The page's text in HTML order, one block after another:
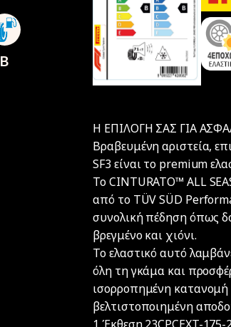
B
Η ΕΠΙΛΟΓΗ ΣΑΣ ΓΙΑ
Βραβευμένη αριστεία,
SF3 είναι το premium
Το CINTURATO™ ALL
από το TÜV SÜD
συνολική πέδηση όπως
βρεγμένο και χιόνι.
Το ελαστικό αυτό
όλη τη γκάμα και
ισορροπημένη κατανομή
βελτιστοποιημένη